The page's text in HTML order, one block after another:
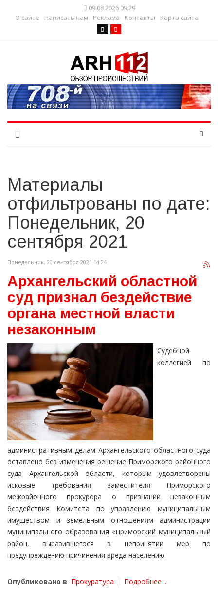
09.08.2026 09:29
О сайте
Написать нам Реклама Контакты Карта сайта
Материалы
отфильтрованы по дате:
Понедельник, 20
сентября 2021
Понедельник, 20 сентября 2021 14:24
Архангельский областной
суд признал бездействие
органа местной власти
незаконным
Судебной
коллегией по
административным делам Архангельского областного суда
оставлено без изменения решение Приморского районного
суда Архангельской области, которым удовлетворены
исковые требования заместителя Приморского
межрайонного прокурора о признании незаконным
бездействия Комитета по управлению муниципальным
имуществом и земельным отношениям администрации
муниципального образования «Приморский муниципальный
район, выразившегося в непринятии мер по
предупреждению причинения вреда населению.
Опубликовано в Прокуратура Подробнее ...